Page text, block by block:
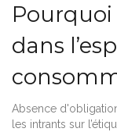
dans
Absence
les intrants sur